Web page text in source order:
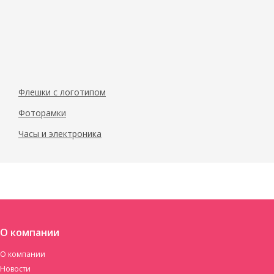
Флешки с логотипом
Фоторамки
Часы и электроника
О компании
О компании
Новости